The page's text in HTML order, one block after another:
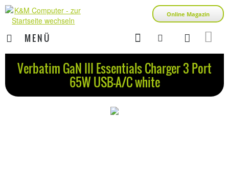
Online Magazin
MENÜ
Verbatim GaN III Essentials Charger 3 Port
65W USB-A/C white